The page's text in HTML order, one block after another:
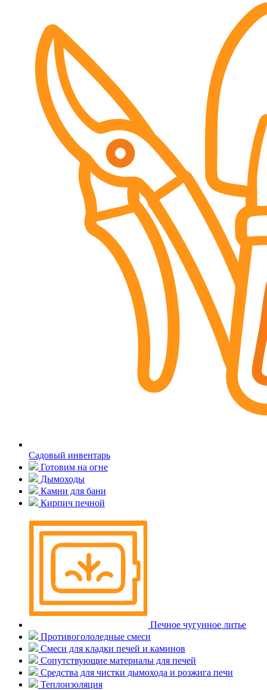
Садовый инвентарь
Готовим на огне
Дымоходы
Камни для бани
Кирпич печной
Печное чугунное литье
Противогололедные смеси
Смеси для кладки печей и каминов
Сопутствующие материалы для печей
Средства для чистки дымохода и розжига печи
Теплоизоляция